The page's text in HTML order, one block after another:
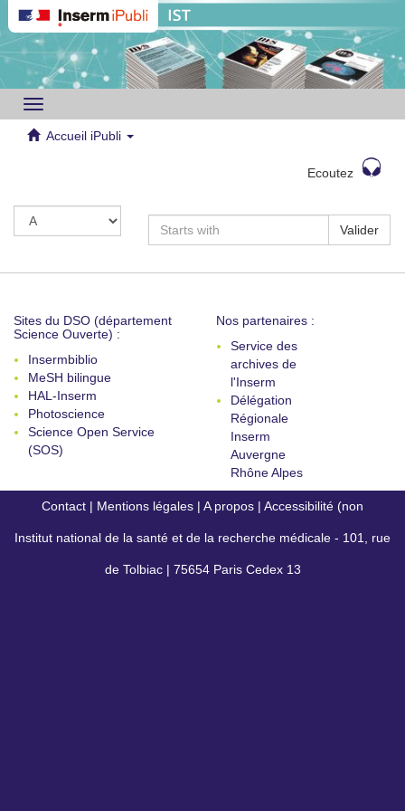
Toggle
navigation
Accueil iPubli
Ecoutez
Valider
Sites du DSO (département
Science Ouverte) :
Insermbiblio
MeSH bilingue
HAL-Inserm
Photoscience
Science Open Service
(SOS)
Nos partenaires :
Service des
archives de
l'Inserm
Délégation
Régionale
Inserm
Auvergne
Rhône Alpes
Contact | Mentions légales | A propos | Accessibilité (non
conforme)
Institut national de la santé et de la recherche médicale - 101, rue
de Tolbiac | 75654 Paris Cedex 13